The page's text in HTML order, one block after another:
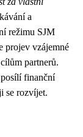
a
režimu SJM
projev vzájemné
partnerů.
finanční
se rozvíjet.